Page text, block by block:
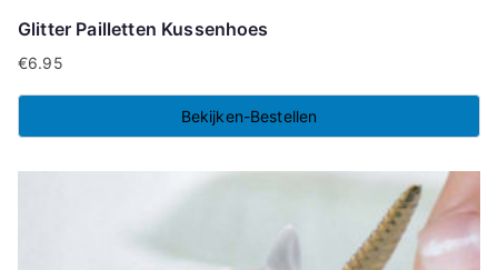
Glitter Pailletten Kussenhoes
€6.95
Bekijken-Bestellen